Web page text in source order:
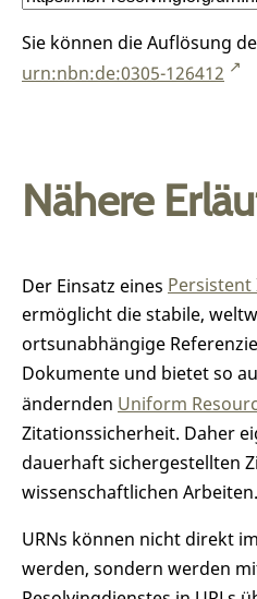
Sie können die Auflösung
urn:nbn:de:0305-126412
Nähere
Der Einsatz eines
ermöglicht die stabile,
ortsunabhängige
Dokumente und bietet so
ändernden Uniform
Zitationssicherheit. Daher
dauerhaft sichergestellten
wissenschaftlichen Arbeiten.
URNs können nicht direkt
werden, sondern werden